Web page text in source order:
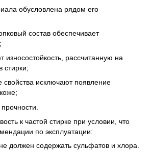
обусловлена ​​рядом его
состав обеспечивает
износостойкость, рассчитанную на
стирки;
свойства исключают появление
к частой стирке при условии, что
по эксплуатации:
должен содержать сульфатов и хлора.